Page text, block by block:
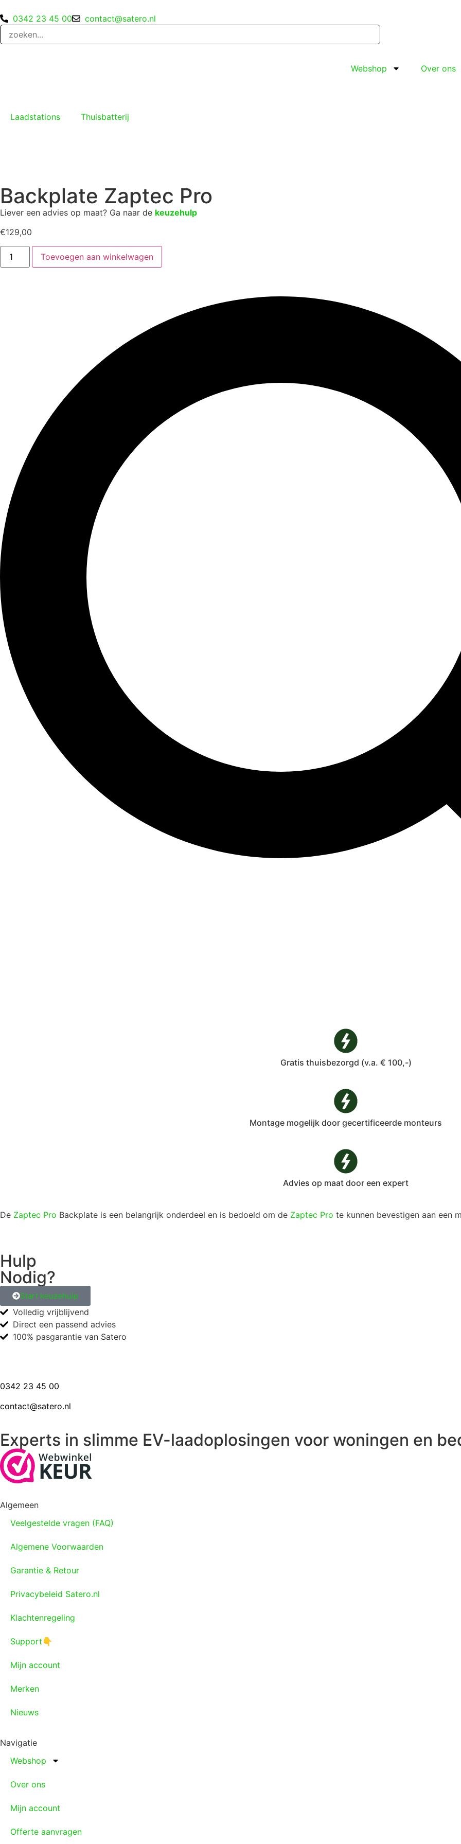
0342 23 45 00 contact@satero.nl
Webshop Over ons
Laadstations Thuisbatterij
Backplate Zaptec Pro
Liever een advies op maat? Ga naar de keuzehulp
€129,00
Toevoegen aan winkelwagen
Gratis thuisbezorgd (v.a. € 100,-)
Montage mogelijk door gecertificeerde monteurs
Advies op maat door een expert
De Zaptec Pro Backplate is een belangrijk onderdeel en is bedoeld om de Zaptec Pro te kunnen bevestigen aan een
Hulp
Nodig?
Start keuzehulp
Volledig vrijblijvend
Direct een passend advies
100% pasgarantie van Satero
0342 23 45 00
contact@satero.nl
Experts in slimme EV-laadoplosingen voor woningen en
Algemeen
Veelgestelde vragen (FAQ)
Algemene Voorwaarden
Garantie & Retour
Privacybeleid Satero.nl
Klachtenregeling
Support👇
Mijn account
Merken
Nieuws
Navigatie
Webshop
Over ons
Mijn account
Offerte aanvragen